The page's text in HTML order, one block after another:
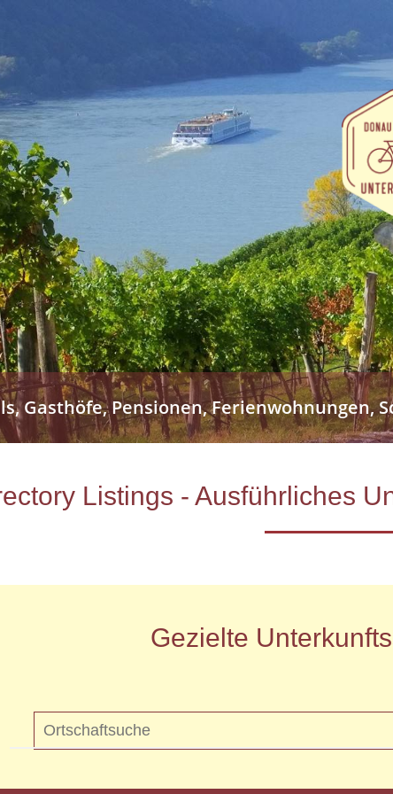
Gasthöfe, Pensionen, Ferienwohnungen,
Listings - Ausführliches
Gezielte